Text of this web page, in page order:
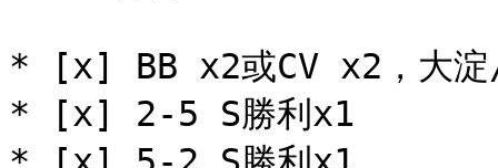
* [x] BB x2或CV x2，大
* [x] 2-5 S勝利x1